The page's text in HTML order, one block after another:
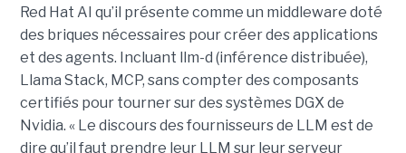
Red Hat AI qu’il présente comme un middleware doté
des briques nécessaires pour créer des applications
et des agents. Incluant llm-d (inférence distribuée),
Llama Stack, MCP, sans compter des composants
certifiés pour tourner sur des systèmes DGX de
Nvidia. « Le discours des fournisseurs de LLM est de
dire qu’il faut prendre leur LLM sur leur serveur